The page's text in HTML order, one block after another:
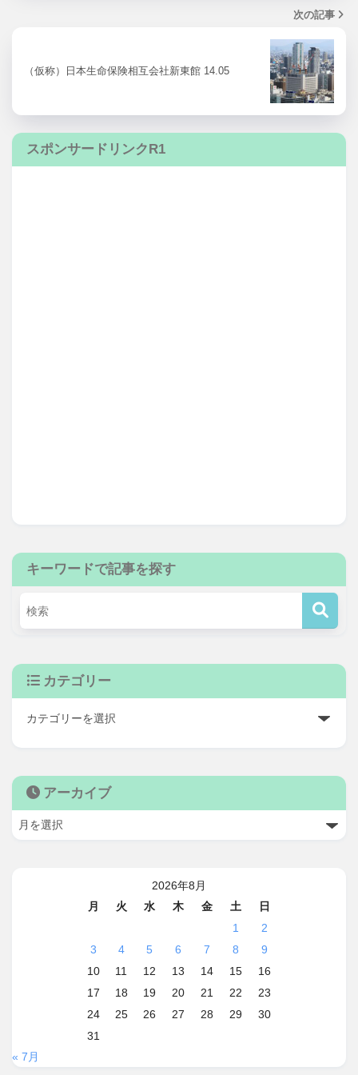
次の記事
（仮称）日本生命保険相互会社新東館 14.05
スポンサードリンクR1
キーワードで記事を探す
カテゴリー
アーカイブ
2026年8月
月
火 水 木 金 土
日
1
2
3
4 5 6 7 8
9
10
11 12 13 14 15
16
17
18 19 20 21 22
23
24
25 26 27 28 29
30
31
« 7月